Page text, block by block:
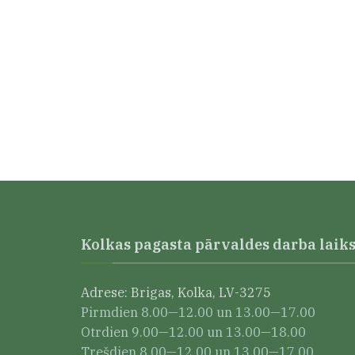
Kolkas pagasta pārvaldes darba laiks
Adrese: Brigas, Kolka, LV-3275
Pirmdien 8.00—12.00 un 13.00—17.00
Otrdien 9.00—12.00 un 13.00—18.00
Trešdien 8.00—12.00 un 13.00—17.00